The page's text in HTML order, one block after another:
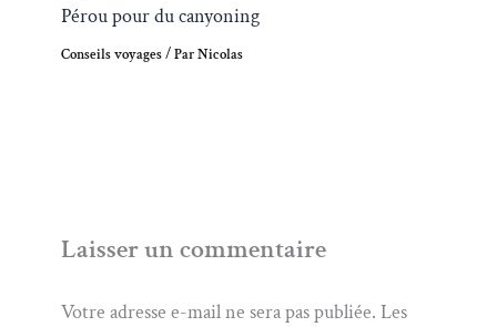
Pérou pour du canyoning
Conseils voyages/ ParNicolas
Laisser un commentaire
Votre adresse e-mail ne sera pas publiée. Les